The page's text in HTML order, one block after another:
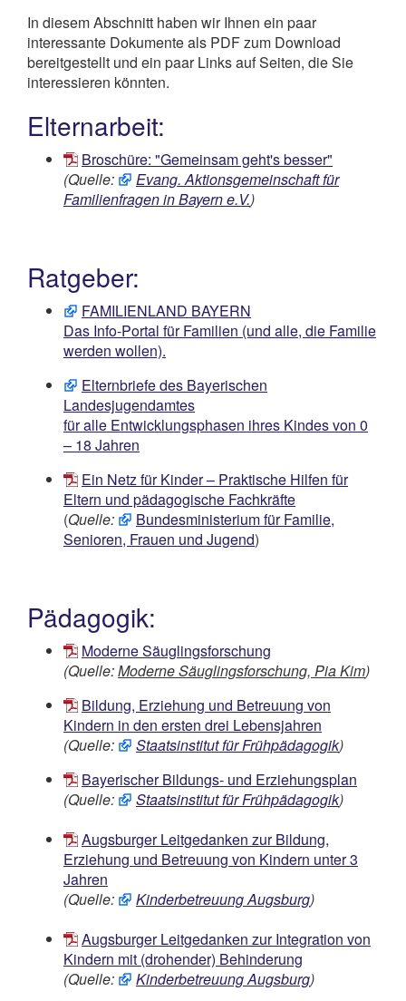
In diesem Abschnitt haben wir Ihnen ein paar
interessante Dokumente als PDF zum Download
bereitgestellt und ein paar Links auf Seiten, die Sie
interessieren könnten.
Elternarbeit:
Broschüre: "Gemeinsam geht's besser"
(Quelle:
Evang. Aktionsgemeinschaft für
Familienfragen in Bayern e.V.)
Ratgeber:
FAMILIENLAND BAYERN
Das Info-Portal für Familien (und alle, die Familie
werden wollen).
Elternbriefe des Bayerischen
Landesjugendamtes
für alle Entwicklungsphasen ihres Kindes von 0
– 18 Jahren
Ein Netz für Kinder – Praktische Hilfen für
Eltern und pädagogische Fachkräfte
(Quelle:
Bundesministerium für Familie,
Senioren, Frauen und Jugend)
Pädagogik:
Moderne Säuglingsforschung
(Quelle:Moderne Säuglingsforschung, Pia Kim)
Bildung, Erziehung und Betreuung von
Kindern in den ersten drei Lebensjahren
(Quelle:
Staatsinstitut für Frühpädagogik)
Bayerischer Bildungs- und Erziehungsplan
(Quelle:
Staatsinstitut für Frühpädagogik)
Augsburger Leitgedanken zur Bildung,
Erziehung und Betreuung von Kindern unter 3
Jahren
(Quelle:
Kinderbetreuung Augsburg)
Augsburger Leitgedanken zur Integration von
Kindern mit (drohender) Behinderung
(Quelle:
Kinderbetreuung Augsburg)